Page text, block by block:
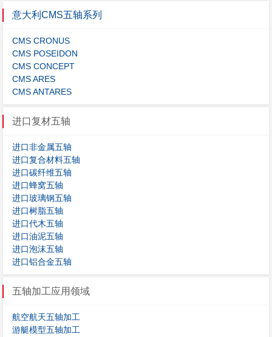
意大利CMS五轴系列
CMS CRONUS
CMS POSEIDON
CMS CONCEPT
CMS ARES
CMS ANTARES
进口复材五轴
进口非金属五轴
进口复合材料五轴
进口碳纤维五轴
进口蜂窝五轴
进口玻璃钢五轴
进口树脂五轴
进口代木五轴
进口油泥五轴
进口泡沫五轴
进口铝合金五轴
五轴加工应用领域
航空航天五轴加工
游艇模型五轴加工